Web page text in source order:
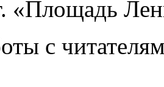
«Площадь
с